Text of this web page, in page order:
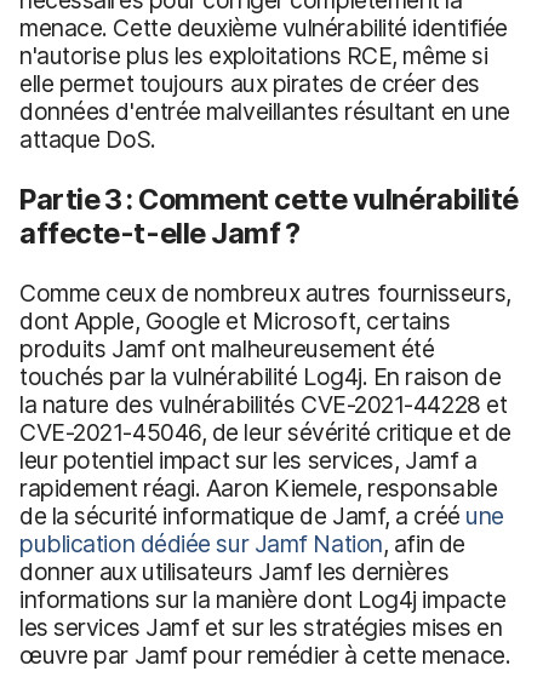
menace. Cette deuxième vulnérabilité identifiée
n'autorise plus les exploitations RCE, même si
elle permet toujours aux pirates de créer des
données d'entrée malveillantes résultant en une
attaque DoS.
Partie 3 : Comment cette vulnérabilité
affecte-t-elle Jamf ?
Comme ceux de nombreux autres fournisseurs,
dont Apple, Google et Microsoft, certains
produits Jamf ont malheureusement été
touchés par la vulnérabilité Log4j. En raison de
la nature des vulnérabilités CVE-2021-44228 et
CVE-2021-45046, de leur sévérité critique et de
leur potentiel impact sur les services, Jamf a
rapidement réagi. Aaron Kiemele, responsable
de la sécurité informatique de Jamf, a créé une
publication dédiée sur Jamf Nation, afin de
donner aux utilisateurs Jamf les dernières
informations sur la manière dont Log4j impacte
les services Jamf et sur les stratégies mises en
œuvre par Jamf pour remédier à cette menace.